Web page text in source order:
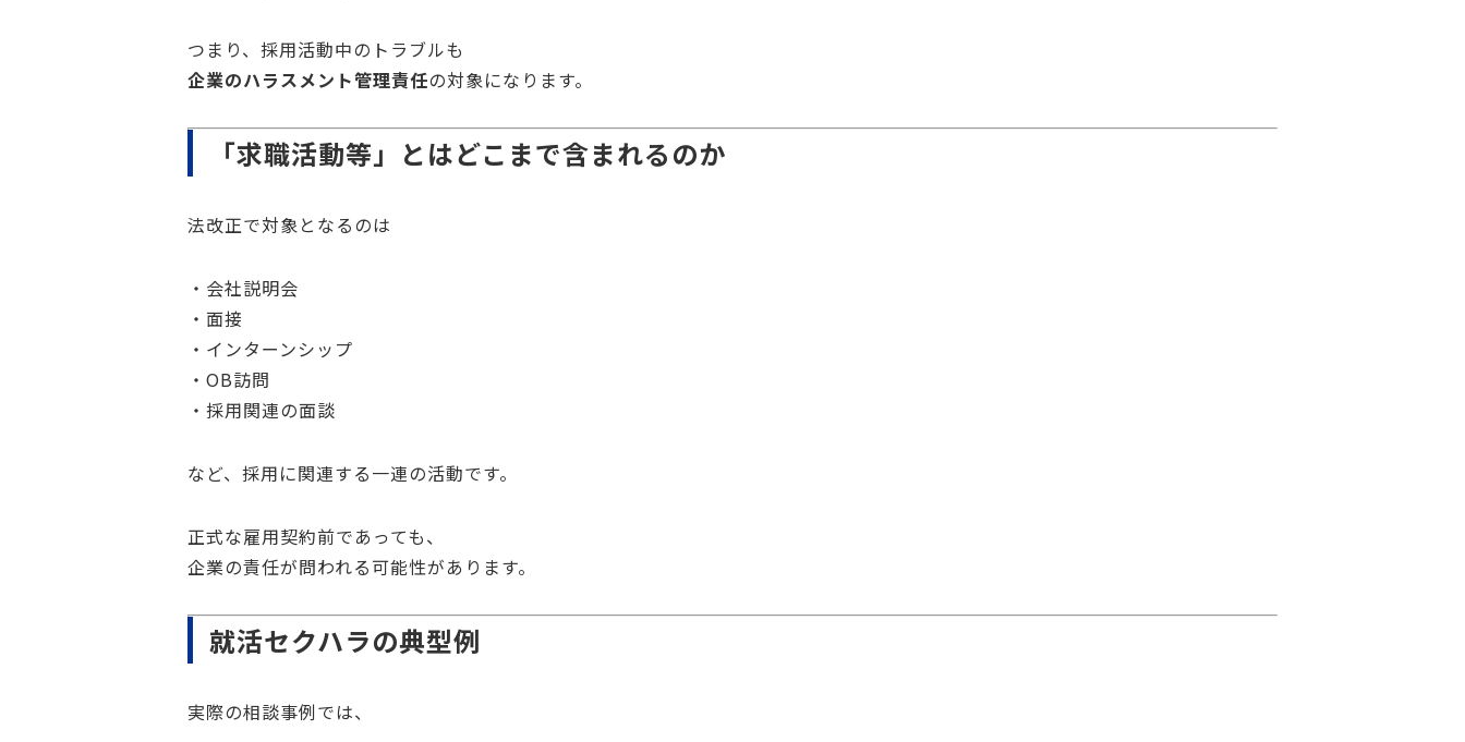
つまり、採用活動中のトラブルも
企業のハラスメント管理責任の対象になります。
「求職活動等」とはどこまで含まれるのか
法改正で対象となるのは
・会社説明会
・面接
・インターンシップ
・OB訪問
・採用関連の面談
など、採用に関連する一連の活動です。
正式な雇用契約前であっても、
企業の責任が問われる可能性があります。
就活セクハラの典型例
実際の相談事例では、